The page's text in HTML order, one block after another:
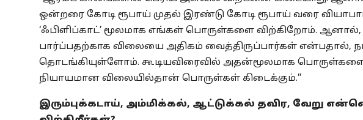
ஒன்றரை கோடி ரூபாய் முதல் இரண்டு கோடி ரூபாய் வரை
‘ஃபிளிப்காட்’ மூலமாக எங்கள் பொருள்களை விற்கிறோம்.
பார்ப்பதற்காக விலையை அதிகம் வைத்திருப்பார்கள்
தொடங்கியுள்ளோம். கூடியவிரைவில் அதன்மூலமாக
நியாயமான விலையில்தான் பொருள்கள் கிடைக்கும்.’’
இரும்புக்கடாய், அம்மிக்கல், ஆட்டுக்கல் தவிர, வேறு